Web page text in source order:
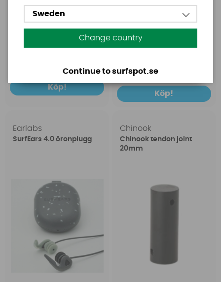
1699 SEK
Köp!
Köp!
Earlabs
SurfEars 4.0 öronplugg
Chinook
Chinook tendon joint
20mm
Sweden
Change country
Continue to surfspot.se